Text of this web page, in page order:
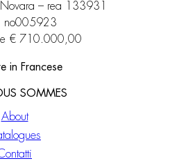
– rea 133931
no005923
€ 710.000,00
in Francese
SOMMES
About